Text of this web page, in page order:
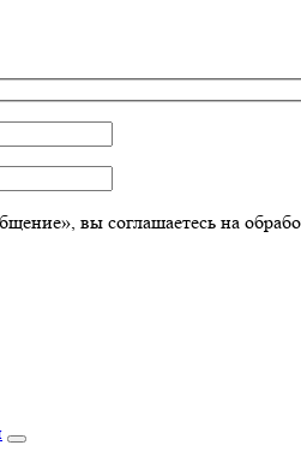
вы соглашаетесь на